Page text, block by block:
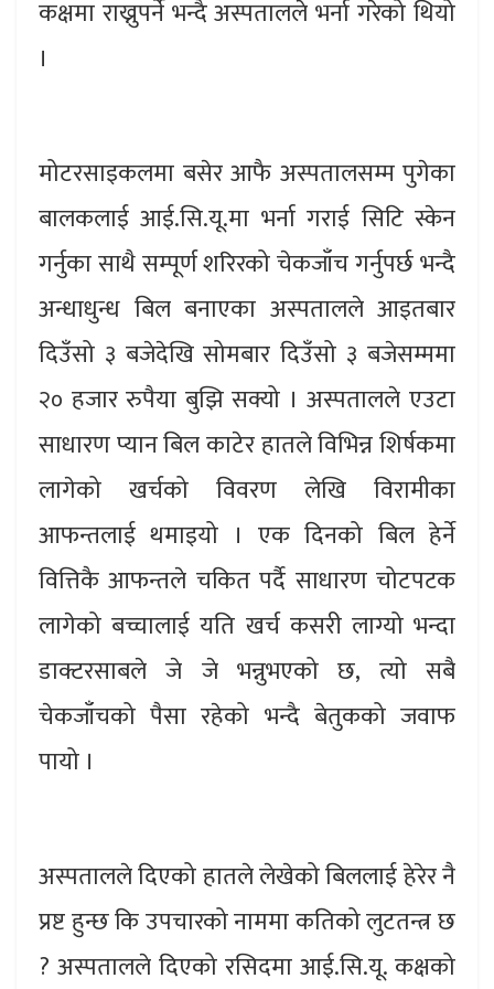
कक्षमा राख्नुपर्ने भन्दै अस्पतालले भर्ना गरेको थियो
।
मोटरसाइकलमा बसेर आफै अस्पतालसम्म पुगेका
बालकलाई आई.सि.यू.मा भर्ना गराई सिटि स्केन
गर्नुका साथै सम्पूर्ण शरिरको चेकजाँच गर्नुपर्छ भन्दै
अन्धाधुन्ध बिल बनाएका अस्पतालले आइतबार
दिउँसो ३ बजेदेखि सोमबार दिउँसो ३ बजेसम्ममा
२० हजार रुपैया बुझि सक्यो । अस्पतालले एउटा
साधारण प्यान बिल काटेर हातले विभिन्न शिर्षकमा
लागेको खर्चको विवरण लेखि विरामीका
आफन्तलाई थमाइयो । एक दिनको बिल हेर्ने
वित्तिकै आफन्तले चकित पर्दै साधारण चोटपटक
लागेको बच्चालाई यति खर्च कसरी लाग्यो भन्दा
डाक्टरसाबले जे जे भन्नुभएको छ, त्यो सबै
चेकजाँचको पैसा रहेको भन्दै बेतुकको जवाफ
पायो ।
अस्पतालले दिएको हातले लेखेको बिललाई हेरेर नै
प्रष्ट हुन्छ कि उपचारको नाममा कतिको लुटतन्त्र छ
? अस्पतालले दिएको रसिदमा आई.सि.यू. कक्षको